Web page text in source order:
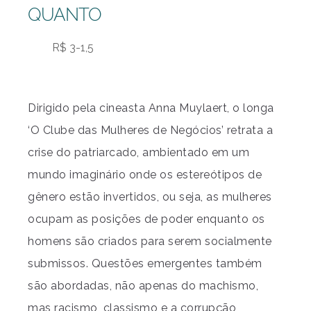
QUANTO
R$ 3-1,5
Dirigido pela cineasta Anna Muylaert, o longa
‘O Clube das Mulheres de Negócios’ retrata a
crise do patriarcado, ambientado em um
mundo imaginário onde os estereótipos de
gênero estão invertidos, ou seja, as mulheres
ocupam as posições de poder enquanto os
homens são criados para serem socialmente
submissos. Questões emergentes também
são abordadas, não apenas do machismo,
mas racismo, classismo e a corrupção,